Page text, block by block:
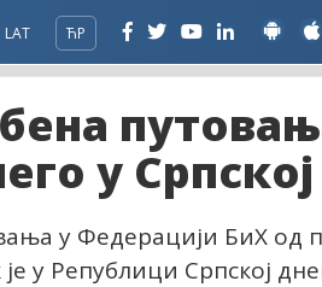
LAT ЋР
у Српској
у Федерацији БиХ од
у Републици Српској